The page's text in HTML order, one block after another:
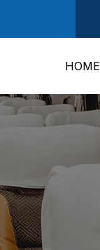
HOME